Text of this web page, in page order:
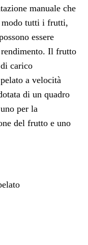
manuale che
modo tutti i frutti,
essere
Il frutto
carico
a velocità
di un quadro
per la
del frutto e uno